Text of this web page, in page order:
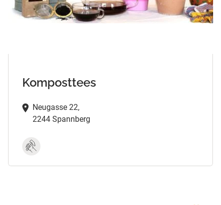
Komposttees
Neugasse 22,
2244 Spannberg